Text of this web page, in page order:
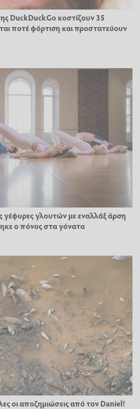
DuckDuckGo κοστίζουν 35
ποτέ φόρτιση και προστατεύουν
γέφυρες γλουτών με εναλλάξ άρση
ο πόνος στα γόνατα
οι αποζημιώσεις από τον Daniel!